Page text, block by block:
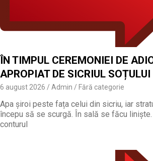
ÎN TIMPUL CEREMONIEI DE
APROPIAT DE SICRIUL SOȚULUI
6 august 2026 Admin Fără categorie
Apa șiroi peste fața celui din sicriu, iar
începu să se scurgă. În sală se făcu
conturul